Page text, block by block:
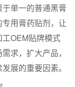
单一的普通黑膏
用膏药贴剂，让
OEM贴牌模式
求，扩大产品，
展的重要因素。